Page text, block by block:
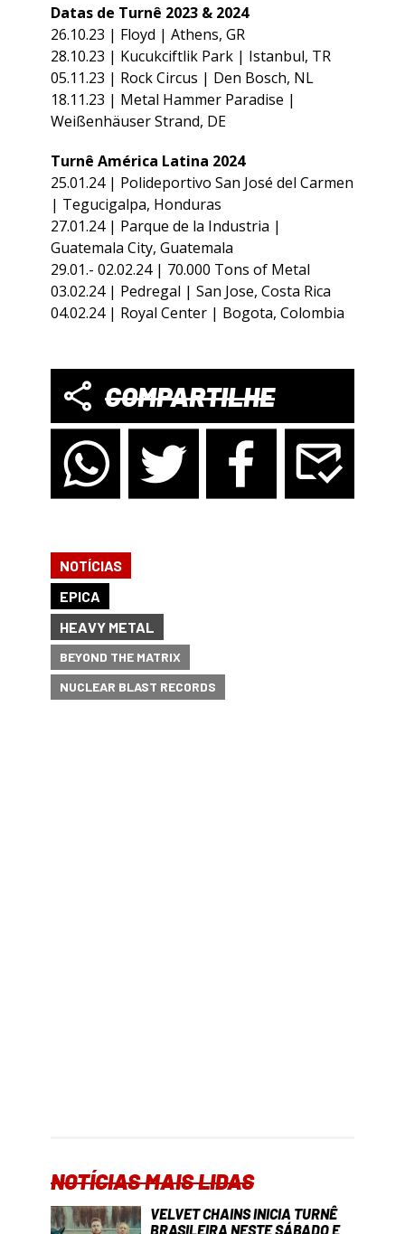
Datas de Turnê 2023 & 2024
26.10.23 | Floyd | Athens, GR
28.10.23 | Kucukciftlik Park | Istanbul, TR
05.11.23 | Rock Circus | Den Bosch, NL
18.11.23 | Metal Hammer Paradise |
Weißenhäuser Strand, DE
Turnê América Latina 2024
25.01.24 | Polideportivo San José del Carmen
| Tegucigalpa, Honduras
27.01.24 | Parque de la Industria |
Guatemala City, Guatemala
29.01.- 02.02.24 | 70.000 Tons of Metal
03.02.24 | Pedregal | San Jose, Costa Rica
04.02.24 | Royal Center | Bogota, Colombia
COMPARTILHE
NOTÍCIAS
EPICA
HEAVY METAL
BEYOND THE MATRIX
NUCLEAR BLAST RECORDS
NOTÍCIAS MAIS LIDAS
VELVET CHAINS INICIA TURNÊ
BRASILEIRA NESTE SÁBADO E